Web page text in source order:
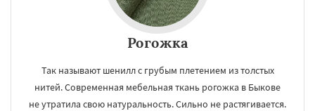
Рогожка
Так называют шенилл с грубым плетением из толстых
нитей. Современная мебельная ткань рогожка в Быкове
не утратила свою натуральность. Сильно не растягивается.